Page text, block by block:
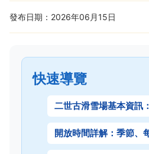
發布日期：2026年06月15日
快速導覽
二世古滑雪場基本資訊
開放時間詳解：季節、